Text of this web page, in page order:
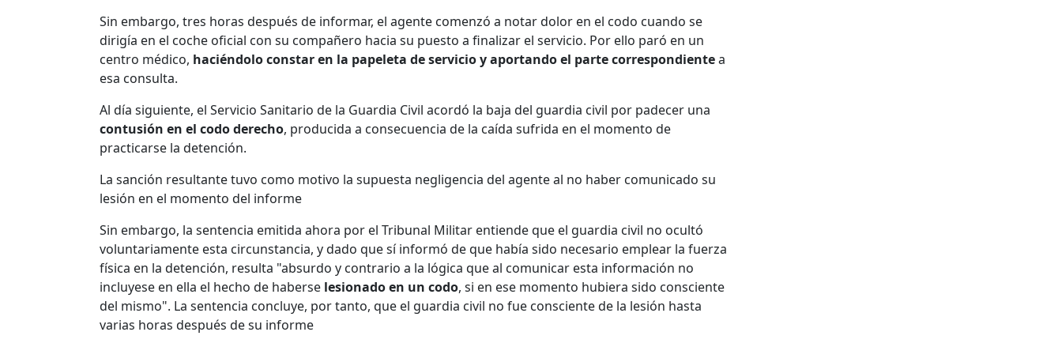
Sin embargo, tres horas después de informar, el agente comenzó a notar dolor en el codo cuando se
dirigía en el coche oficial con su compañero hacia su puesto a finalizar el servicio. Por ello paró en un
centro médico, haciéndolo constar en la papeleta de servicio y aportando el parte correspondientea
esa consulta.
Al día siguiente, el Servicio Sanitario de la Guardia Civil acordó la baja del guardia civil por padecer una
contusión en el codo derecho, producida a consecuencia de la caída sufrida en el momento de
practicarse la detención.
La sanción resultante tuvo como motivo la supuesta negligencia del agente al no haber comunicado su
lesión en el momento del informe
Sin embargo, la sentencia emitida ahora por el Tribunal Militar entiende que el guardia civil no ocultó
voluntariamente esta circunstancia, y dado que sí informó de que había sido necesario emplear la fuerza
física en la detención, resulta "absurdo y contrario a la lógica que al comunicar esta información no
incluyese en ella el hecho de haberse lesionado en un codo, si en ese momento hubiera sido consciente
del mismo". La sentencia concluye, por tanto, que el guardia civil no fue consciente de la lesión hasta
varias horas después de su informe